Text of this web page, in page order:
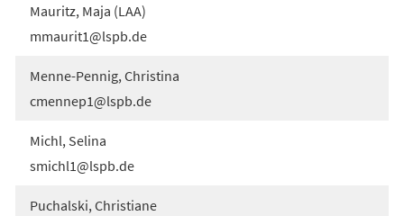
Mauritz, Maja (LAA)
mmaurit1
lspb de
Menne-Pennig, Christina
cmennep1
lspb de
Michl, Selina
smichl1
lspb de
Puchalski, Christiane